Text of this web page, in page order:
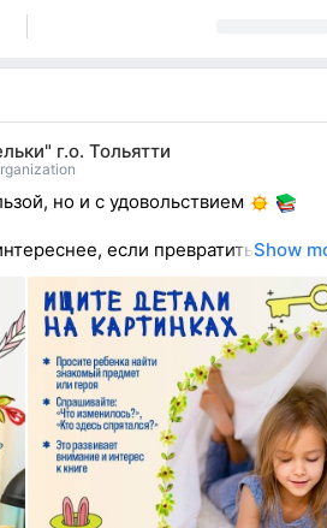
г.о. Тольятти
но и с удовольствием
если превратитьShow